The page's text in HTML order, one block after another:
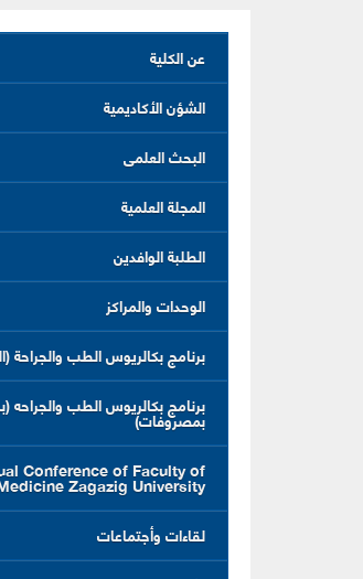
عن الكلية
الشؤن الأكاديمية
البحث العلمى
المجلة العلمية
الطلبة الوافدين
الوحدات والمراكز
برنامج بكالريوس الطب والجراحة
برنامج بكالريوس الطب والجراحه
بمصروفات)
Conference of Faculty of
Zagazig University
لقاءات وأجتماعات